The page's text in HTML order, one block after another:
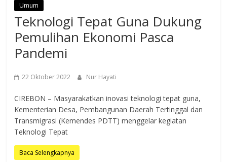
Umum
Teknologi Tepat Guna Dukung
Pemulihan Ekonomi Pasca
Pandemi
22 Oktober 2022 Nur Hayati
CIREBON – Masyarakatkan inovasi teknologi tepat guna,
Kementerian Desa, Pembangunan Daerah Tertinggal dan
Transmigrasi (Kemendes PDTT) menggelar kegiatan
Teknologi Tepat
Baca Selengkapnya